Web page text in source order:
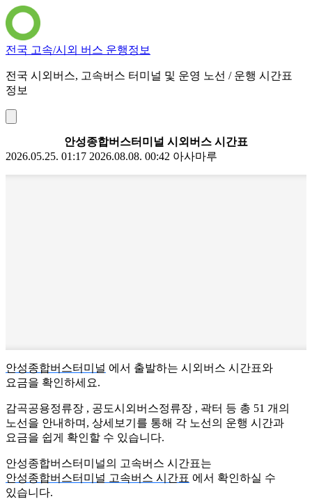
전국 고속/시외 버스 운행정보
전국 시외버스, 고속버스 터미널 및 운영 노선 / 운행 시간표
정보
안성종합버스터미널 시외버스 시간표
2026.05.25. 01:17 2026.08.08. 00:42 아사마루
안성종합버스터미널 에서 출발하는 시외버스 시간표와
요금을 확인하세요.
감곡공용정류장 , 공도시외버스정류장 , 곽터 등 총 51 개의
노선을 안내하며, 상세보기를 통해 각 노선의 운행 시간과
요금을 쉽게 확인할 수 있습니다.
안성종합버스터미널의 고속버스 시간표는
안성종합버스터미널 고속버스 시간표 에서 확인하실 수
있습니다.